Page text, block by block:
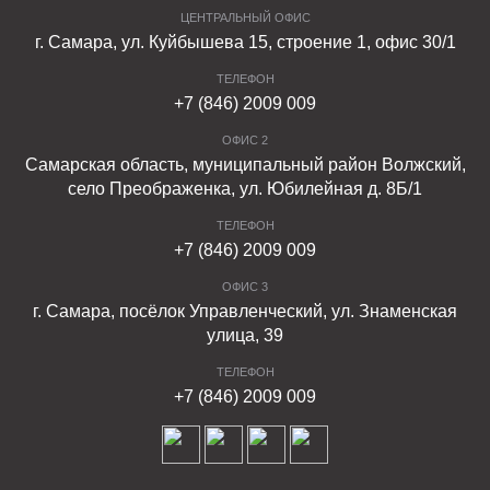
проектирования до реализации и постгарантийного
обслуживания.
Качество работы высококвалифицированного
разного уровня уже долгое время по достоинству
оценивается клиентами. Работа включает полный
заказчика по любому вопросу, связанному с
ФАРБШТАЙН сегодня это:
готовой продукции из вибропрессованного бетона;
Собственная лаборатория с постоянным
контролем качества;
ЦЕНТРАЛЬНЫЙ ОФИС
г. Самара, ул. Куйбышева 15, строение 1, офис 30/1
ТЕЛЕФОН
+7 (846) 2009 009
ОФИС 2
Самарская область, муниципальный район Волжский,
село Преображенка, ул. Юбилейная д. 8Б/1
ТЕЛЕФОН
+7 (846) 2009 009
ОФИС 3
г. Самара, посёлок Управленческий, ул. Знаменская
улица, 39
ТЕЛЕФОН
+7 (846) 2009 009